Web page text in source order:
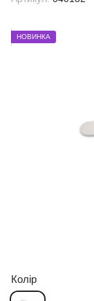
НОВИНКА
Колір